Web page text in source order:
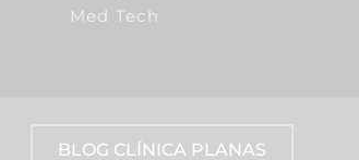
Med Tech
BLOG CLÍNICA PLANAS